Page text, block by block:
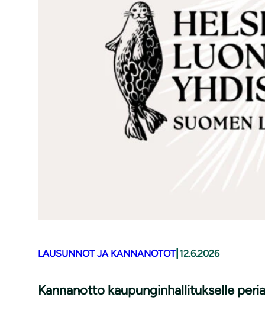
LAUSUNNOT JA KANNANOTOT| 12.6.2026
Kannanotto kaupunginhallitukselle